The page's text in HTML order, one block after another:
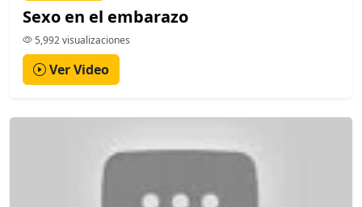
Sexo en el embarazo
5,992 visualizaciones
Ver Video